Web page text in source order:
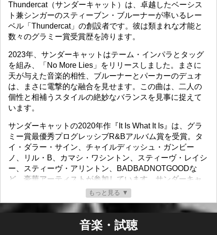
Thundercat（サンダーキャット）は、卓越したベーシス
ト兼シンガーのスティーブン・ブルーナーが率いるレー
ベル「Thundercat」の創設者です。彼は類まれな才能と
数々のグラミー賞受賞歴を誇ります。
2023年、サンダーキャットはテーム・インパラとタッグ
を組み、「No More Lies」をリリースしました。まさに
天が与えた音楽的相性、ブルーナーとパーカーのデュオ
は、まさに電撃的な融合を見せます。この曲は、二人の
個性と相補うスタイルの絶妙なバランスを見事に捉えて
います。
サンダーキャットの2020年作『It Is What It Is』は、グラ
ミー賞最優秀プログレッシブR&Bアルバム賞を受賞。タ
イ・ダラー・サイン、チャイルディッシュ・ガンビー
ノ、リル・B、カマシ・ワシントン、スティーヴ・レイシ
ー、スティーヴ・アリントン、BADBADNOTGOODな
ど、豪華アーティストが参加しています。サンダーキャ
ットと長年の友人であり音楽パートナーでもあるフライ
ング・ロータスが共同プロデュースを手掛けました。
これまでのリリースには、『The Golden Age of
Apocalypse』（2011年）、『Apocalypse』（2013
もっと見る ▼
音楽・試聴